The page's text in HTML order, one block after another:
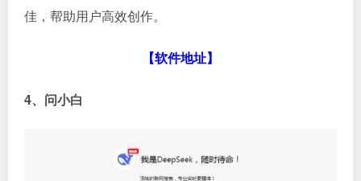
佳，帮助用户高效创作。
【软件地址】
4、问小白